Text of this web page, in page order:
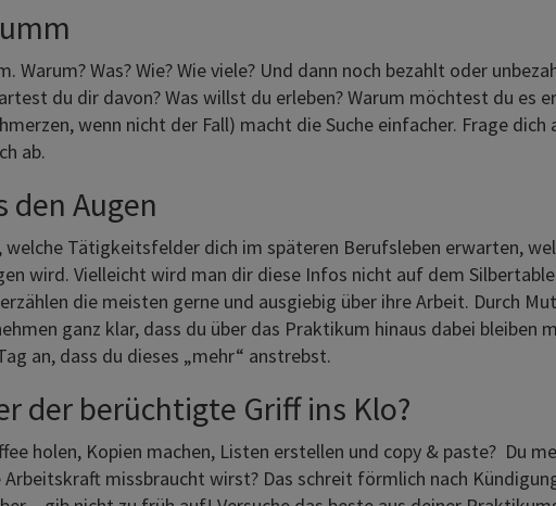
Warum? Was? Wie? Wie viele? Und dann noch bezahlt oder
du dir davon? Was willst du erleben? Warum möchtest du es
wenn nicht der Fall) macht die Suche einfacher. Frage
ab.
den Augen
Tätigkeitsfelder dich im späteren Berufsleben erwarten,
wird. Vielleicht wird man dir diese Infos nicht auf dem
die meisten gerne und ausgiebig über ihre Arbeit. Durch
ganz klar, dass du über das Praktikum hinaus dabei bleiben
an, dass du dieses „mehr“ anstrebst.
der berüchtigte Griff ins Klo?
holen, Kopien machen, Listen erstellen und copy & paste? Du
Arbeitskraft missbraucht wirst? Das schreit förmlich nach